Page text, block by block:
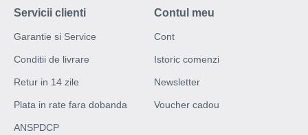
Servicii clienti
Garantie si Service
Conditii de livrare
Retur in 14 zile
Plata in rate fara dobanda
ANSPDCP
Contul meu
Cont
Istoric comenzi
Newsletter
Voucher cadou